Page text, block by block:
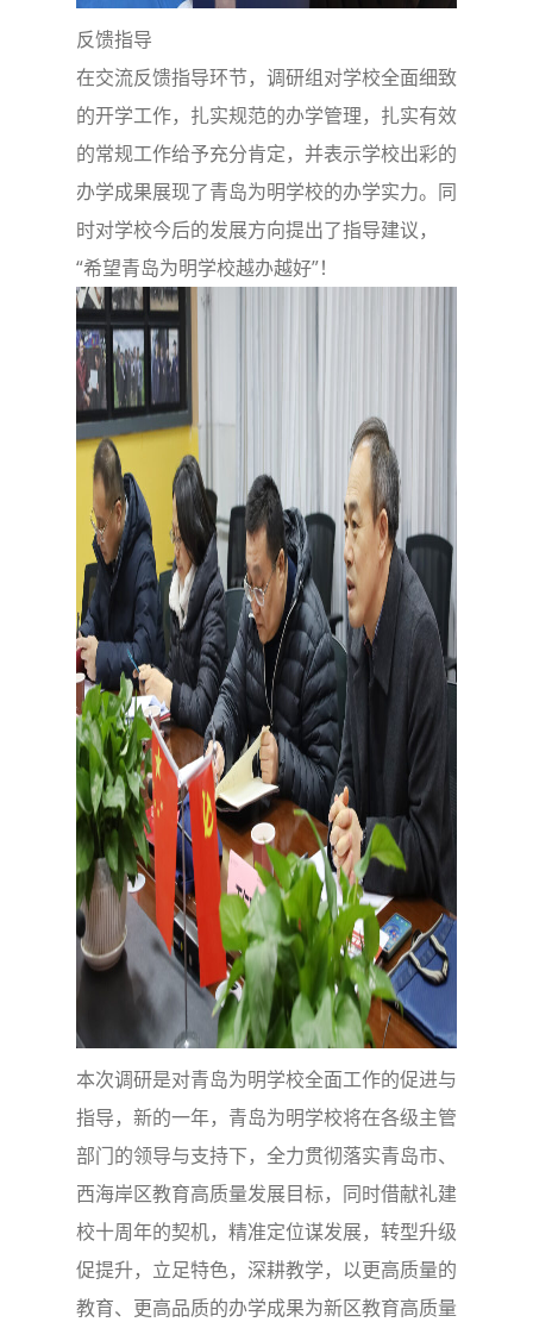
反馈指导
在交流反馈指导环节，调研组对学校全面细致
的开学工作，扎实规范的办学管理，扎实有效
的常规工作给予充分肯定，并表示学校出彩的
办学成果展现了青岛为明学校的办学实力。同
时对学校今后的发展方向提出了指导建议，
“希望青岛为明学校越办越好”！
本次调研是对青岛为明学校全面工作的促进与
指导，新的一年，青岛为明学校将在各级主管
部门的领导与支持下，全力贯彻落实青岛市、
西海岸区教育高质量发展目标，同时借献礼建
校十周年的契机，精准定位谋发展，转型升级
促提升，立足特色，深耕教学，以更高质量的
教育、更高品质的办学成果为新区教育高质量